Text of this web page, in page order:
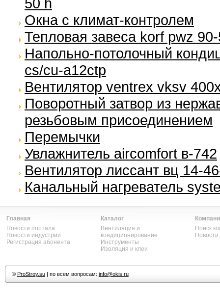
Окна с климат-контролем
Тепловая завеса korf pwz
Напольно-потолочный
cs/cu-a12ctp
Вентилятор ventrex vksv
Поворотный затвор из
резьбовым присоединением
Перемычки
Увлажнитель aircomfort в-742
Вентилятор лиссант вц 14-
Канальный нагреватель
Главная
Новости портала
Новости индустрии
Регистрация абонента
Каталог
Вентиляция и
кондиционирование
Инструменты
Изоляция и клеи
Поиск
© ProStroy.su| по всем вопросам: info@okis.ru